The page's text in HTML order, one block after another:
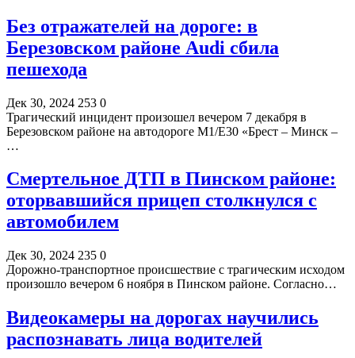
Без отражателей на дороге: в
Березовском районе Audi сбила
пешехода
Дек 30, 2024 253 0
Трагический инцидент произошел вечером 7 декабря в
Березовском районе на автодороге М1/Е30 «Брест – Минск –
…
Смертельное ДТП в Пинском районе:
оторвавшийся прицеп столкнулся с
автомобилем
Дек 30, 2024 235 0
Дорожно-транспортное происшествие с трагическим исходом
произошло вечером 6 ноября в Пинском районе. Согласно…
Видеокамеры на дорогах научились
распознавать лица водителей